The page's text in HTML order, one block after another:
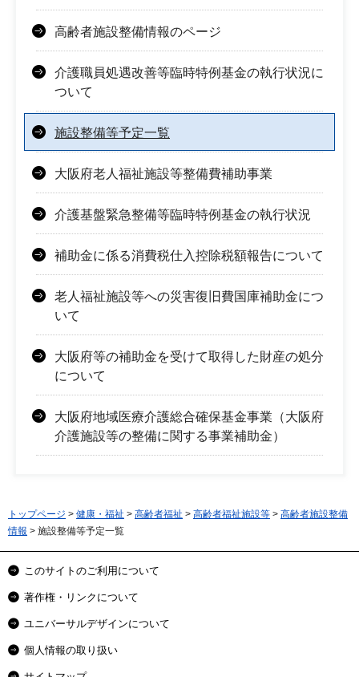
高齢者施設整備情報のページ
介護職員処遇改善等臨時特例基金の執行状況に
ついて
施設整備等予定一覧
大阪府老人福祉施設等整備費補助事業
介護基盤緊急整備等臨時特例基金の執行状況
補助金に係る消費税仕入控除税額報告について
老人福祉施設等への災害復旧費国庫補助金につ
いて
大阪府等の補助金を受けて取得した財産の処分
について
大阪府地域医療介護総合確保基金事業（大阪府
介護施設等の整備に関する事業補助金）
トップページ > 健康・福祉 > 高齢者福祉 > 高齢者福祉施設等 > 高齢者施設整備
情報 > 施設整備等予定一覧
このサイトのご利用について
著作権・リンクについて
ユニバーサルデザインについて
個人情報の取り扱い